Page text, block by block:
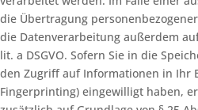
die Übertragung
die Datenverarbeitung außerdem
lit. a DSGVO. Sofern Sie in die
den Zugriff auf Informationen in Ihr
Fingerprinting) eingewilligt haben,